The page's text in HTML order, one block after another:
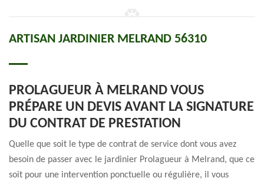
ARTISAN JARDINIER MELRAND 56310
PROLAGUEUR À MELRAND VOUS
PRÉPARE UN DEVIS AVANT LA SIGNATURE
DU CONTRAT DE PRESTATION
Quelle que soit le type de contrat de service dont vous avez
besoin de passer avec le jardinier Prolagueur à Melrand, que ce
soit pour une intervention ponctuelle ou régulière, il vous